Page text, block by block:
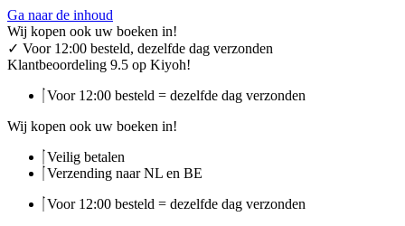
Ga naar de inhoud
Wij kopen ook uw boeken in!
✓ Voor 12:00 besteld, dezelfde dag verzonden
Klantbeoordeling 9.5 op Kiyoh!
Voor 12:00 besteld = dezelfde dag verzonden
Wij kopen ook uw boeken in!
Veilig betalen
Verzending naar NL en BE
Voor 12:00 besteld = dezelfde dag verzonden